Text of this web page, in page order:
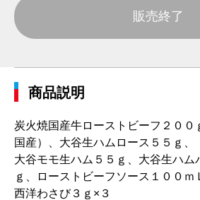
販売終了
商品説明
炭火焼国産牛ローストビーフ２００
国産）、大谷生ハムロース５５ｇ、
大谷モモ生ハム５５ｇ、大谷生ハム
ｇ、ローストビーフソース１００ｍ
西洋わさび３ｇ×３